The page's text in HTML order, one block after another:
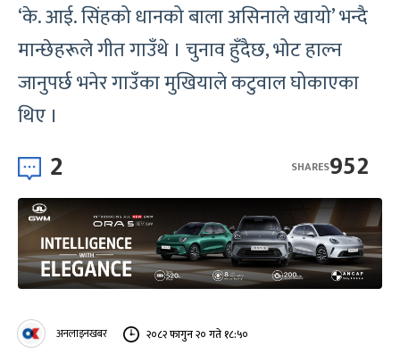
‘के. आई. सिंहको धानको बाला असिनाले खायो’ भन्दै
मान्छेहरूले गीत गाउँथे । चुनाव हुँदैछ, भोट हाल्न
जानुपर्छ भनेर गाउँका मुखियाले कटुवाल घोकाएका
थिए ।
2 952
SHARES
अनलाइनखबर २०८२ फागुन २० गते १८:५०